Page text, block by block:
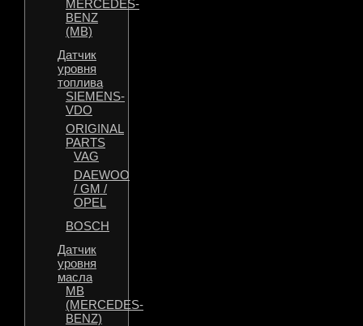
MERCEDES-
BENZ
(MB)
Датчик
уровня
топлива
SIEMENS-
VDO
ORIGINAL
PARTS
VAG
DAEWOO
/ GM /
OPEL
BOSCH
Датчик
уровня
масла
MB
(MERCEDES-
BENZ)